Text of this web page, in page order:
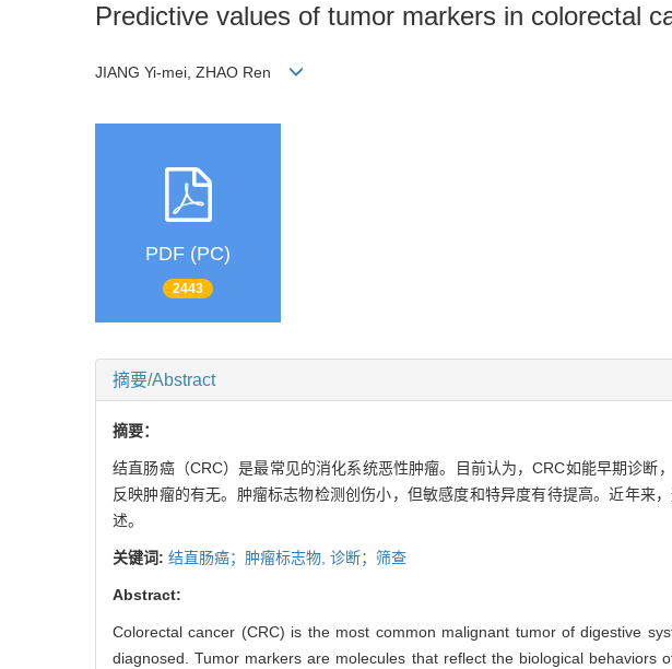
Predictive values of tumor markers in colorectal
JIANG Yi-mei, ZHAO Ren
PDF (PC)
2443
摘要/Abstract
摘要：
结直肠癌（CRC）是最常见的消化系统恶性肿瘤。目前认为，CRC如能早期诊
反映肿瘤的有无。肿瘤标志物检测创伤小，但敏感度和特异度有待提高。近年来
述。
关键词: 结直肠癌；肿瘤标志物, 诊断；筛查
Abstract:
Colorectal cancer (CRC) is the most common malignant tumor of digestive
diagnosed. Tumor markers are molecules that reflect the biological